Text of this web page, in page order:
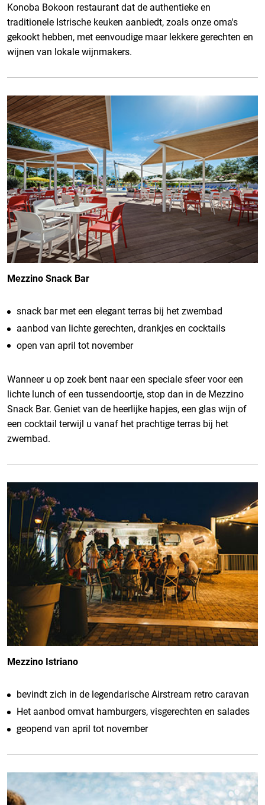
Konoba Bokoon restaurant dat de authentieke en
traditionele Istrische keuken aanbiedt, zoals onze oma's
gekookt hebben, met eenvoudige maar lekkere gerechten en
wijnen van lokale wijnmakers.
Mezzino Snack Bar
snack bar met een elegant terras bij het zwembad
aanbod van lichte gerechten, drankjes en cocktails
open van april tot november
Wanneer u op zoek bent naar een speciale sfeer voor een
lichte lunch of een tussendoortje, stop dan in de Mezzino
Snack Bar. Geniet van de heerlijke hapjes, een glas wijn of
een cocktail terwijl u vanaf het prachtige terras bij het
zwembad.
Mezzino Istriano
bevindt zich in de legendarische Airstream retro caravan
Het aanbod omvat hamburgers, visgerechten en salades
geopend van april tot november